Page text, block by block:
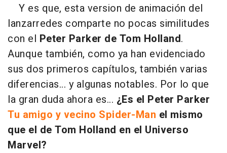
Y es que, esta version de animación del
lanzarredes comparte no pocas similitudes
con el Peter Parker de Tom Holland.
Aunque también, como ya han evidenciado
sus dos primeros capítulos, también varias
diferencias... y algunas notables. Por lo que
la gran duda ahora es... ¿Es el Peter Parker
Tu amigo y vecino Spider-Man el mismo
que el de Tom Holland en el Universo
Marvel?